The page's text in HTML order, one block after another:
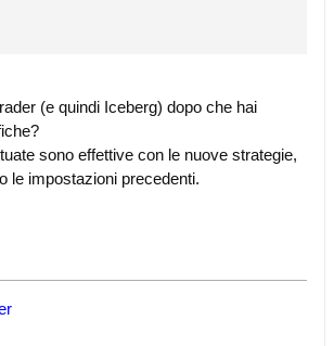
(e quindi Iceberg) dopo che hai
sono effettive con le nuove strategie,
le impostazioni precedenti.